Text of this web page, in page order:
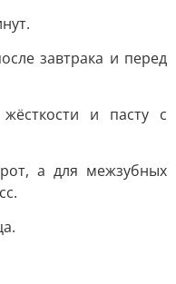
завтрака и перед
и пасту с
а для межзубных